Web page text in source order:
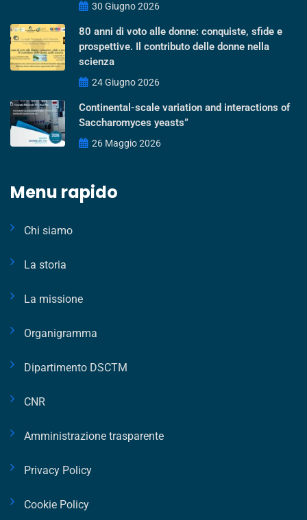
30 Giugno 2026
80 anni di voto alle donne: conquiste, sfide e
prospettive. Il contributo delle donne nella
scienza
24 Giugno 2026
Continental-scale variation and interactions of
Saccharomyces yeasts”
26 Maggio 2026
Menu rapido
Chi siamo
La storia
La missione
Organigramma
Dipartimento DSCTM
CNR
Amministrazione trasparente
Privacy Policy
Cookie Policy